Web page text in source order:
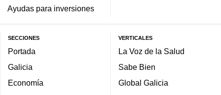
Ayudas para inversiones
SECCIONES
Portada
Galicia
Economía
VERTICALES
La Voz de la Salud
Sabe Bien
Global Galicia